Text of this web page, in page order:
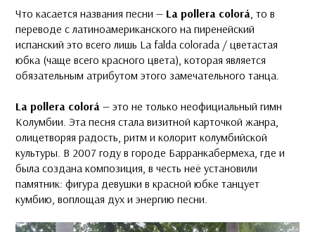
Что касается названия песни — La pollera colorá , то в
переводе с латиноамериканского на пиренейский
испанский это всего лишь La falda colorada / цветастая
юбка (чаще всего красного цвета), которая является
обязательным атрибутом этого замечательного танца.
La pollera colorá — это не только неофициальный гимн
Колумбии. Эта песня стала визитной карточкой жанра,
олицетворяя радость, ритм и колорит колумбийской
культуры. В 2007 году в городе Барранкабермеха, где и
была создана композиция, в честь неё установили
памятник: фигура девушки в красной юбке танцует
кумбию, воплощая дух и энергию песни.